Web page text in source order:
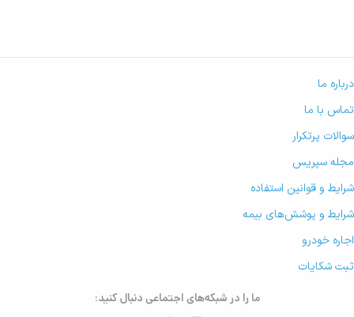
درباره ما
تماس با ما
سوالات پرتکرار
مجله سپریس
شرایط و قوانین استفاده
شرایط و پوشش‌های بیمه
اجاره خودرو
ثبت شکایات
ما را در شبکه‌های اجتماعی دنبال کنید: